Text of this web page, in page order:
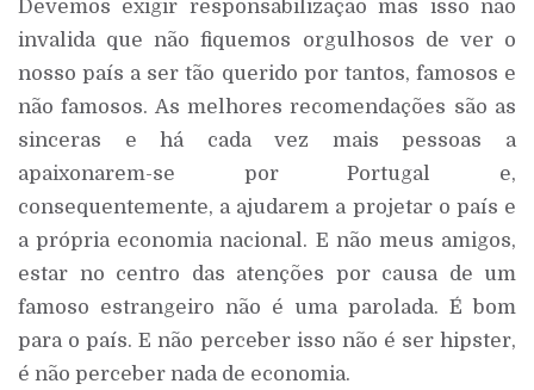
Devemos exigir responsabilização mas isso não
invalida que não fiquemos orgulhosos de ver o
nosso país a ser tão querido por tantos, famosos e
não famosos. As melhores recomendações são as
sinceras e há cada vez mais pessoas a
apaixonarem-se por Portugal e,
consequentemente, a ajudarem a projetar o país e
a própria economia nacional. E não meus amigos,
estar no centro das atenções por causa de um
famoso estrangeiro não é uma parolada. É bom
para o país. E não perceber isso não é ser hipster,
é não perceber nada de economia.